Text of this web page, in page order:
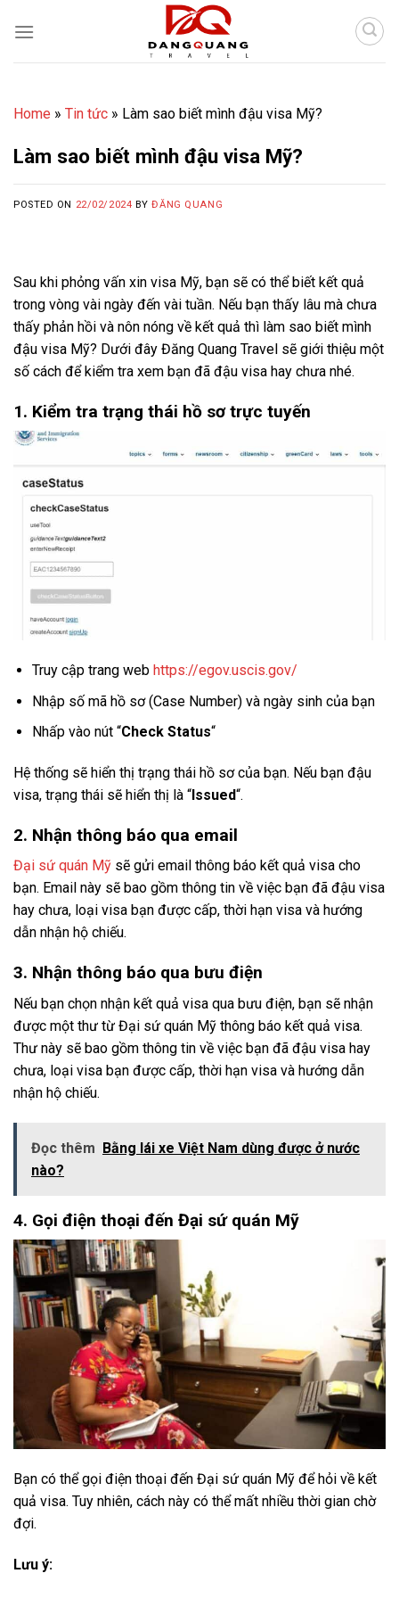
Home » Tin tức » Làm sao biết mình đậu visa Mỹ?
Làm sao biết mình đậu visa Mỹ?
POSTED ON 22/02/2024 BYĐĂNG QUANG
Sau khi phỏng vấn xin visa Mỹ, bạn sẽ có thể biết kết quả
trong vòng vài ngày đến vài tuần. Nếu bạn thấy lâu mà chưa
thấy phản hồi và nôn nóng về kết quả thì làm sao biết mình
đậu visa Mỹ? Dưới đây Đăng Quang Travel sẽ giới thiệu một
số cách để kiểm tra xem bạn đã đậu visa hay chưa nhé.
1. Kiểm tra trạng thái hồ sơ trực tuyến
Truy cập trang web https://egov.uscis.gov/
Nhập số mã hồ sơ (Case Number) và ngày sinh của bạn
Nhấp vào nút “Check Status“
Hệ thống sẽ hiển thị trạng thái hồ sơ của bạn. Nếu bạn đậu
visa, trạng thái sẽ hiển thị là “Issued“.
2. Nhận thông báo qua email
Đại sứ quán Mỹ sẽ gửi email thông báo kết quả visa cho
bạn. Email này sẽ bao gồm thông tin về việc bạn đã đậu visa
hay chưa, loại visa bạn được cấp, thời hạn visa và hướng
dẫn nhận hộ chiếu.
3. Nhận thông báo qua bưu điện
Nếu bạn chọn nhận kết quả visa qua bưu điện, bạn sẽ nhận
được một thư từ Đại sứ quán Mỹ thông báo kết quả visa.
Thư này sẽ bao gồm thông tin về việc bạn đã đậu visa hay
chưa, loại visa bạn được cấp, thời hạn visa và hướng dẫn
nhận hộ chiếu.
Đọc thêm Bằng lái xe Việt Nam dùng được ở nước
nào?
4. Gọi điện thoại đến Đại sứ quán Mỹ
Bạn có thể gọi điện thoại đến Đại sứ quán Mỹ để hỏi về kết
quả visa. Tuy nhiên, cách này có thể mất nhiều thời gian chờ
đợi.
Lưu ý: